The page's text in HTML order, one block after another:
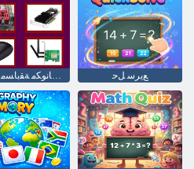
ﺮﺗﻮﻴﺒﻤﻜﻟﺍ ﺕﺎﻧﻮﻜﻣ ﺔﻘﺑﺎﺴﻣ ﻦﻴﻤﺨﺗ ﻊﻳﺮﺳ ﻞﺣ